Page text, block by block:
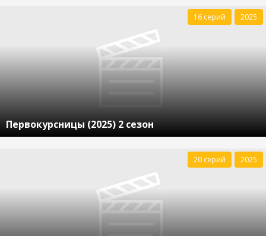
Первокурсницы (2025) 2 сезон
16 серий 2025
20 серий 2025